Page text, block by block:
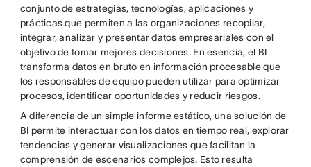
conjunto de estrategias, tecnologías, aplicaciones y
prácticas que permiten a las organizaciones recopilar,
integrar, analizar y presentar datos empresariales con el
objetivo de tomar mejores decisiones. En esencia, el BI
transforma datos en bruto en información procesable que
los responsables de equipo pueden utilizar para optimizar
procesos, identificar oportunidades y reducir riesgos.
A diferencia de un simple informe estático, una solución de
BI permite interactuar con los datos en tiempo real, explorar
tendencias y generar visualizaciones que facilitan la
comprensión de escenarios complejos. Esto resulta